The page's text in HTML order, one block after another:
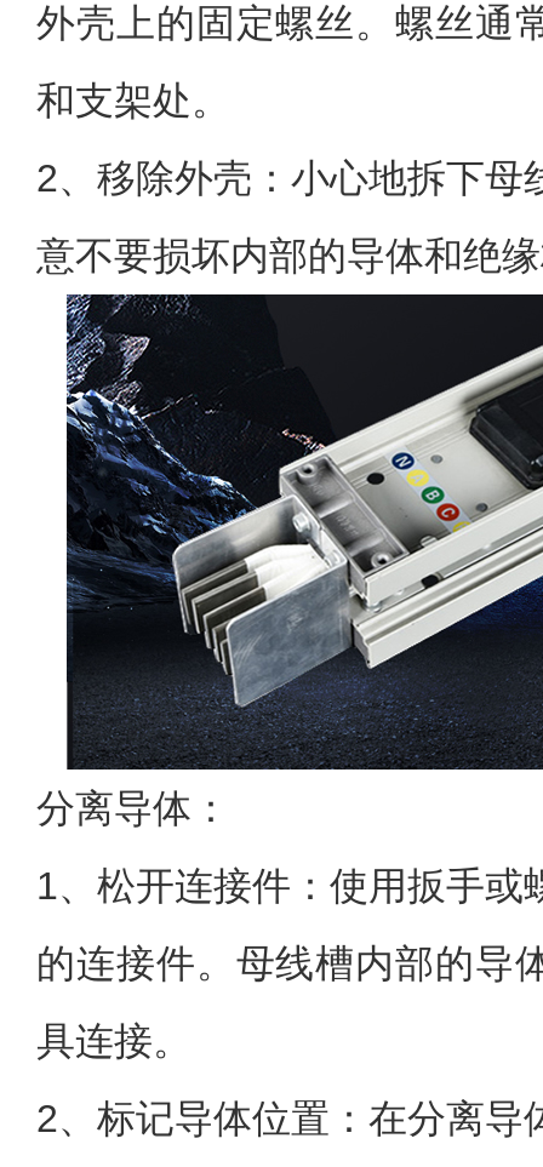
外壳上的固定螺丝。螺丝通
和支架处。
2、移除外壳：小心地拆下母
意不要损坏内部的导体和绝
分离导体：
1、松开连接件：使用扳手或
的连接件。母线槽内部的导
具连接。
2、标记导体位置：在分离导